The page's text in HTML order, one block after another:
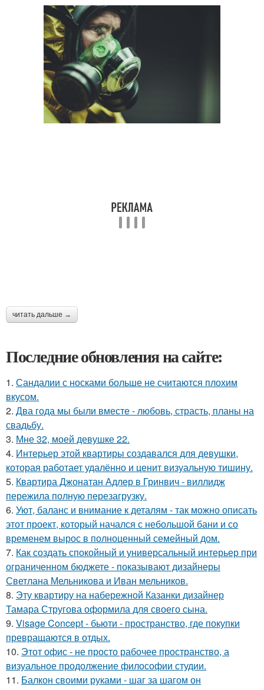
читать дальше →
Последние обновления на сайте:
1. Сандалии с носками больше не считаются плохим
вкусом.
2. Два года мы были вместе - любовь, страсть, планы на
свадьбу.
3. Мне 32, моей девушке 22.
4. Интерьер этой квартиры создавался для девушки,
которая работает удалённо и ценит визуальную тишину.
5. Квартира Джонатан Адлер в Гринвич - виллидж
пережила полную перезагрузку.
6. Уют, баланс и внимание к деталям - так можно описать
этот проект, который начался с небольшой бани и со
временем вырос в полноценный семейный дом.
7. Как создать спокойный и универсальный интерьер при
ограниченном бюджете - показывают дизайнеры
Светлана Мельникова и Иван мельников.
8. Эту квартиру на набережной Казанки дизайнер
Тамара Стругова оформила для своего сына.
9. Visage Concept - бьюти - пространство, где покупки
превращаются в отдых.
10. Этот офис - не просто рабочее пространство, а
визуальное продолжение философии студии.
11. Балкон своими руками - шаг за шагом он